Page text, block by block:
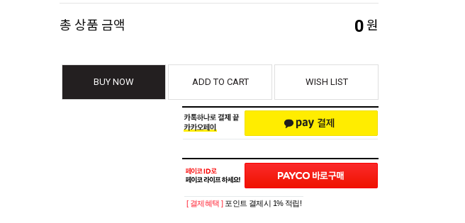
총 상품 금액 0원
BUY NOW ADD TO CART WISH LIST
[ 결제혜택 ] 포인트 결제시 1% 적립!